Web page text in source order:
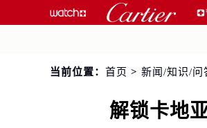
当前位置： 首页 > 新闻/知识/问
解锁卡地